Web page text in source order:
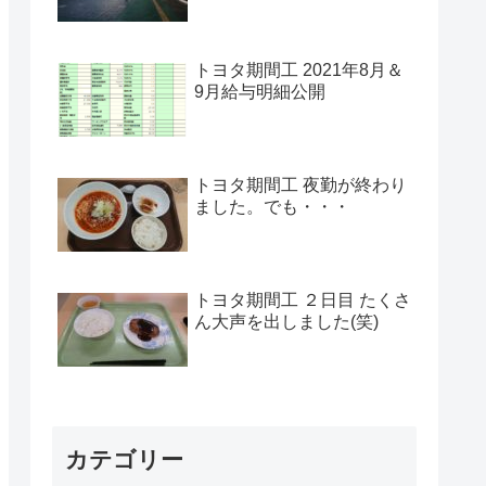
トヨタ期間工 2021年8月＆
9月給与明細公開
トヨタ期間工 夜勤が終わり
ました。でも・・・
トヨタ期間工 ２日目 たくさ
ん大声を出しました(笑)
カテゴリー